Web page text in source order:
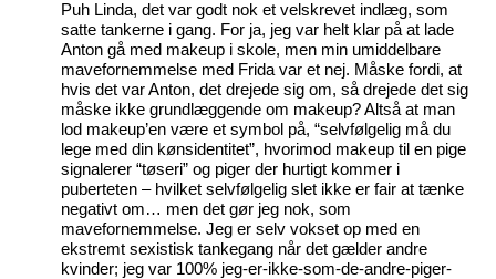
Puh Linda, det var godt nok et velskrevet indlæg, som
satte tankerne i gang. For ja, jeg var helt klar på at lade
Anton gå med makeup i skole, men min umiddelbare
mavefornemmelse med Frida var et nej. Måske fordi, at
hvis det var Anton, det drejede sig om, så drejede det sig
måske ikke grundlæggende om makeup? Altså at man
lod makeup’en være et symbol på, “selvfølgelig må du
lege med din kønsidentitet”, hvorimod makeup til en pige
signalerer “tøseri” og piger der hurtigt kommer i
puberteten – hvilket selvfølgelig slet ikke er fair at tænke
negativt om… men det gør jeg nok, som
mavefornemmelse. Jeg er selv vokset op med en
ekstremt sexistisk tankegang når det gælder andre
kvinder; jeg var 100% jeg-er-ikke-som-de-andre-piger-